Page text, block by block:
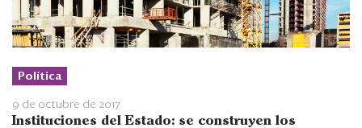
Política
9 de octubre de 2017
Instituciones del Estado: se construyen los